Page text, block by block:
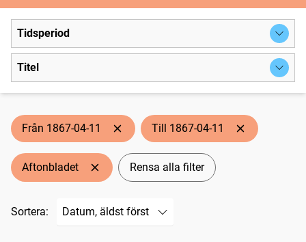
Tidsperiod
Titel
Från 1867-04-11 Till 1867-04-11
Aftonbladet Rensa alla filter
Sortera: